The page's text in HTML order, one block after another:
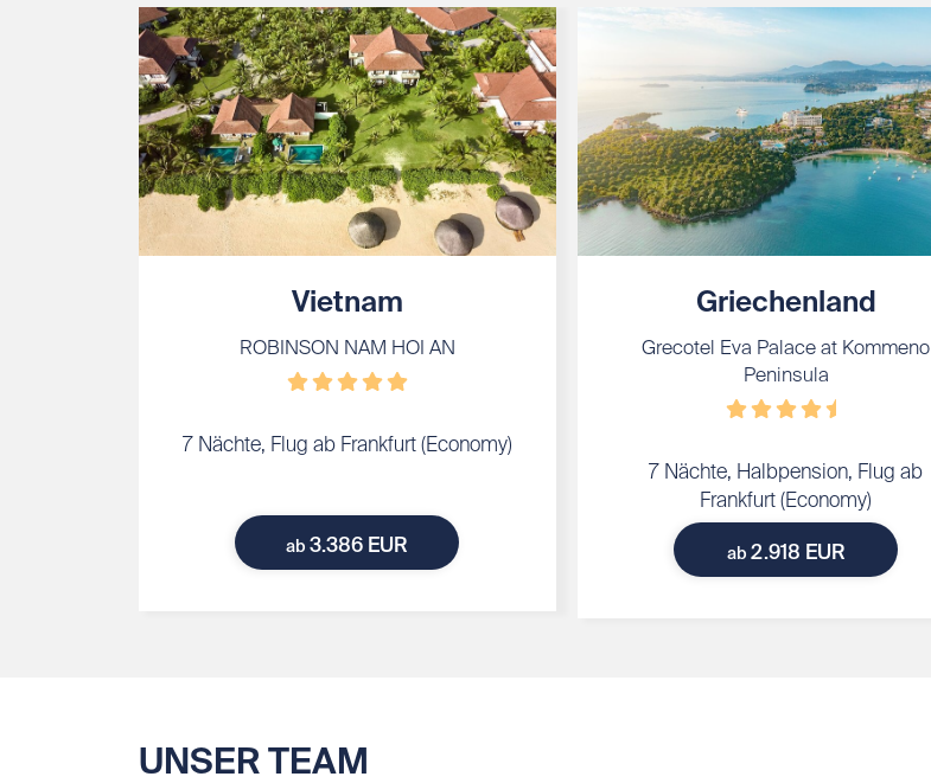
Vietnam
ROBINSON NAM HOI AN
7 Nächte, Flug ab Frankfurt (Economy)
ab3.386 EUR
Griechenland
Grecotel Eva Palace at Kommeno
Peninsula
7 Nächte, Halbpension, Flug ab
Frankfurt (Economy)
ab 2.918 EUR
UNSER TEAM